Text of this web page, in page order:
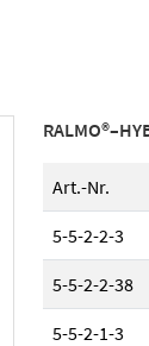
Art.-Nr.
5-5-2-2-3
5-5-2-2-38
5-5-2-1-3